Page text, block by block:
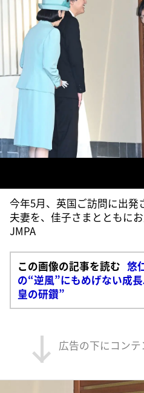
今年5月、英国ご訪問に出発
夫妻を、佳子さまとともにお
JMPA
この画像の記事を読む 悠
の“逆風”にもめげない成
皇の研鑽”
広告の下にコン